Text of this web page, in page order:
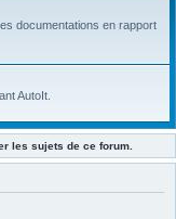
e
documentations en rapport
AutoIt.
les sujets de ce forum.